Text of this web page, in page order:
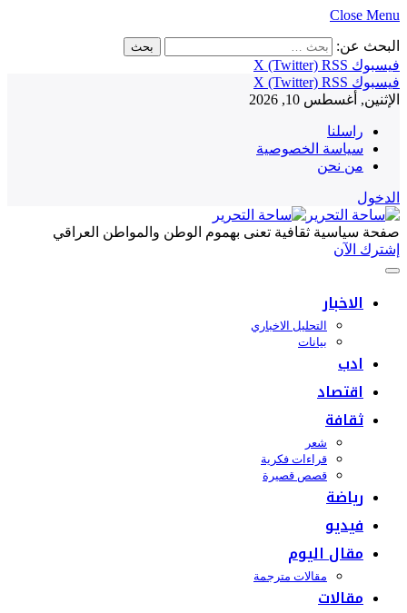
Close Menu
البحث عن:
فيسبوك
X (Twitter) RSS
فيسبوك
X (Twitter) RSS
الإثنين, أغسطس 10, 2026
راسلنا
سياسة الخصوصية
من نحن
الدخول
صفحة سياسية ثقافية تعنى بهموم الوطن والمواطن العراقي
إشترك الآن
الاخبار
التحليل الاخباري
بيانات
ادب
اقتصاد
ثقافة
شعر
قراءات فكرية
قصص قصيرة
رياضة
فيديو
مقال اليوم
مقالات مترجمة
مقالات